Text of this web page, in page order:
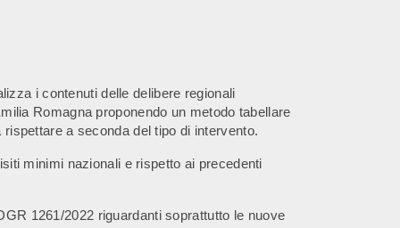
i contenuti delle delibere regionali
Romagna proponendo un metodo tabellare
a seconda del tipo di intervento.
minimi nazionali e rispetto ai precedenti
1261/2022 riguardanti soprattutto le nuove